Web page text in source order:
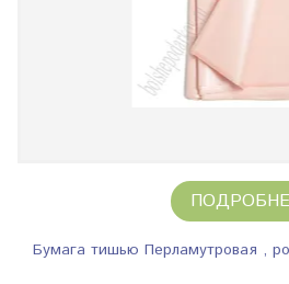
Бумага тишью Перламутровая ,